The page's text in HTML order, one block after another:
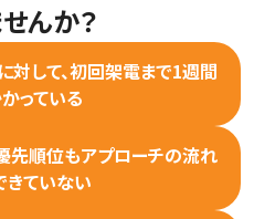
んか？
対して、初回架電まで1週間
っている
先順位もアプローチの流れ
きていない